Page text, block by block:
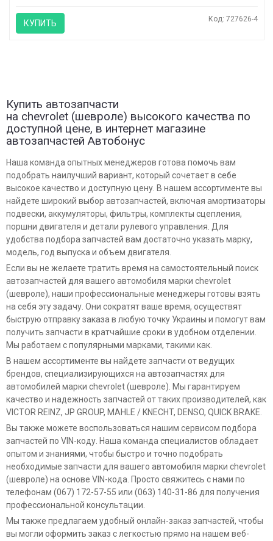
КУПИТЬ Код: 727626-4
Купить автозапчасти
на chevrolet (шевроле) высокого качества по
доступной цене, в интернет магазине
автозапчастей Автобонус
Наша команда опытных менеджеров готова помочь вам
подобрать наилучший вариант, который сочетает в себе
высокое качество и доступную цену. В нашем ассортименте вы
найдете широкий выбор автозапчастей, включая амортизаторы
подвески, аккумуляторы, фильтры, комплекты сцепления,
поршни двигателя и детали рулевого управления. Для
удобства подбора запчастей вам достаточно указать марку,
модель, год выпуска и объем двигателя.
Если вы не желаете тратить время на самостоятельный поиск
автозапчастей для вашего автомобиля марки chevrolet
(шевроле), наши профессиональные менеджеры готовы взять
на себя эту задачу. Они сократят ваше время, осуществят
быструю отправку заказа в любую точку Украины и помогут вам
получить запчасти в кратчайшие сроки в удобном отделении.
Мы работаем с популярными марками, такими как.
В нашем ассортименте вы найдете запчасти от ведущих
брендов, специализирующихся на автозапчастях для
автомобилей марки chevrolet (шевроле). Мы гарантируем
качество и надежность запчастей от таких производителей, как
VICTOR REINZ, JP GROUP, MAHLE / KNECHT, DENSO, QUICK BRAKE.
Вы также можете воспользоваться нашим сервисом подбора
запчастей по VIN-коду. Наша команда специалистов обладает
опытом и знаниями, чтобы быстро и точно подобрать
необходимые запчасти для вашего автомобиля марки chevrolet
(шевроле) на основе VIN-кода. Просто свяжитесь с нами по
телефонам (067) 172-57-55 или (063) 140-31-86 для получения
профессиональной консультации.
Мы также предлагаем удобный онлайн-заказ запчастей, чтобы
вы могли оформить заказ с легкостью прямо на нашем веб-